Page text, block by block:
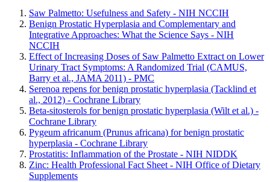
Saw Palmetto: Usefulness and Safety - NIH NCCIH
Benign Prostatic Hyperplasia and Complementary and
Integrative Approaches: What the Science Says - NIH
NCCIH
Effect of Increasing Doses of Saw Palmetto Extract on Lower
Urinary Tract Symptoms: A Randomized Trial (CAMUS,
Barry et al., JAMA 2011) - PMC
Serenoa repens for benign prostatic hyperplasia (Tacklind et
al., 2012) - Cochrane Library
Beta-sitosterols for benign prostatic hyperplasia (Wilt et al.) -
Cochrane Library
Pygeum africanum (Prunus africana) for benign prostatic
hyperplasia - Cochrane Library
Prostatitis: Inflammation of the Prostate - NIH NIDDK
Zinc: Health Professional Fact Sheet - NIH Office of Dietary
Supplements